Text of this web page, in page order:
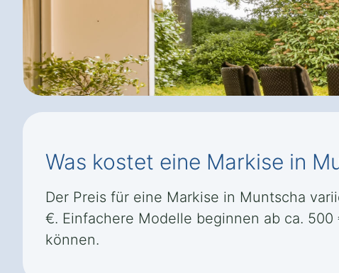
Was kostet eine Markise in
Der Preis für eine Markise in Muntscha
€. Einfachere Modelle beginnen ab ca.
können.